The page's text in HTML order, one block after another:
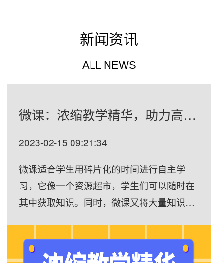
新闻资讯
ALL NEWS
微课：浓缩教学精华，助力高效学习
2023-02-15 09:21:34
微课适合学生用碎片化的时间进行自主学
习，它像一个资源超市，学生们可以随时在
其中获取知识。同时，微课又将大量知识浓